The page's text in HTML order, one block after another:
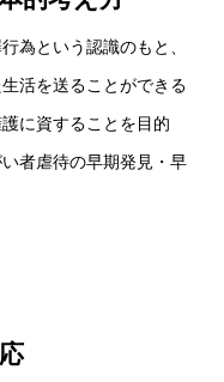
為という認識のもと、
活を送ることができる
に資することを目的
者虐待の早期発見・早